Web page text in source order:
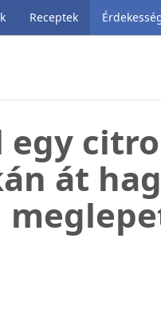
Receptek
egy
át